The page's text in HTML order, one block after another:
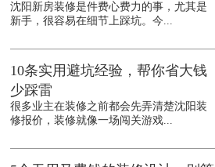
沈阳新房装修是件费心费力的事，尤其是
新手，很容易在细节上踩坑。今...
10条实用避坑经验，帮你省大钱
少踩雷
很多业主在装修之前都会先弄清楚沈阳装
修报价，装修就像一场闯关游戏...